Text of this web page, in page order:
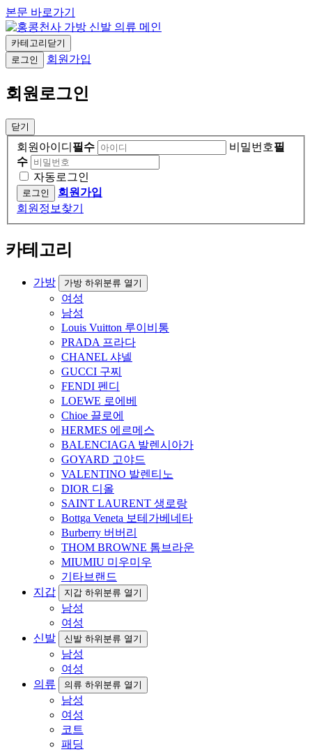
본문 바로가기
카테고리닫기
로그인
회원가입
회원로그인
닫기
회원아이디 필수 비밀번호필
수
자동로그인
회원가입
회원정보찾기
카테고리
가방 가방 하위분류 열기
여성
남성
Louis Vuitton 루이비통
PRADA 프라다
CHANEL 샤넬
GUCCI 구찌
FENDI 펜디
LOEWE 로에베
Chioe 끌로에
HERMES 에르메스
BALENCIAGA 발렌시아가
GOYARD 고야드
VALENTINO 발렌티노
DIOR 디올
SAINT LAURENT 생로랑
Bottga Veneta 보테가베네타
Burberry 버버리
THOM BROWNE 톰브라운
MIUMIU 미우미우
기타브랜드
지갑
지갑 하위분류 열기
남성
여성
신발
신발 하위분류 열기
남성
여성
의류
의류 하위분류 열기
남성
여성
코트
패딩